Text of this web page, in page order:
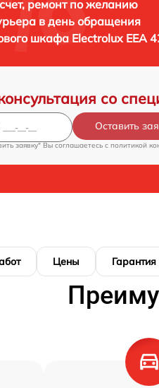
ремонт по желанию
в день обращения
шкафа Electrolux EEA
со
Оставить
заявку" Вы соглашаетесь c политикой
Цены Гарантия